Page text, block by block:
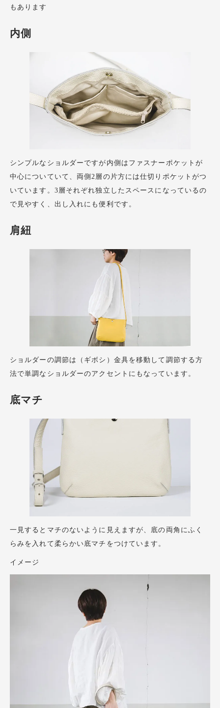
もあります
内側
シンプルなショルダーですが内側はファスナーポケットが
中心についていて、両側2層の片方には仕切りポケットがつ
いています。3層それぞれ独立したスペースになっているの
で見やすく、出し入れにも便利です。
肩紐
ショルダーの調節は（ギボシ）金具を移動して調節する方
法で単調なショルダーのアクセントにもなっています。
底マチ
一見するとマチのないように見えますが、底の両角にふく
らみを入れて柔らかい底マチをつけています。
イメージ